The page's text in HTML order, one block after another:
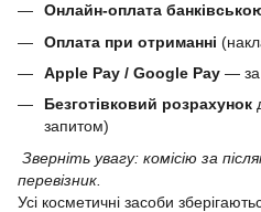
Онлайн-оплата
Оплата при отриманні
Apple Pay / Google Pay — за
Безготівковий розрахунок
запитом)
Зверніть увагу: комісію за
перевізник.
Усі косметичні засоби